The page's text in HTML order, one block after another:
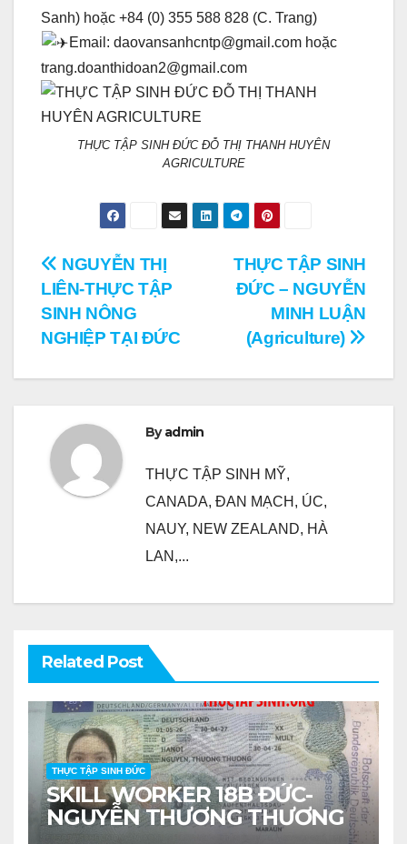
Sanh) hoặc +84 (0) 355 588 828 (C. Trang)
Email: daovansanhcntp@gmail.com hoặc
trang.doanthidoan2@gmail.com
THỰC TẬP SINH ĐỨC ĐỖ THỊ THANH HUYÊN
AGRICULTURE
Điều
hướng
bài
viết
THỰC TẬP SINH
ĐỨC – NGUYỄN
MINH LUẬN
(Agriculture)
NGUYỄN THỊ
LIÊN-THỰC TẬP
SINH NÔNG
NGHIỆP TẠI ĐỨC
Byadmin
THỰC TẬP SINH MỸ,
CANADA, ĐAN MẠCH, ÚC,
NAUY, NEW ZEALAND, HÀ
LAN,...
Related Post
THỰC TẬP SINH ĐỨC
SKILL WORKER 18B ĐỨC-
NGUYỄN THƯƠNG THƯƠNG